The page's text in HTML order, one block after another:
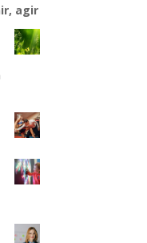
agir